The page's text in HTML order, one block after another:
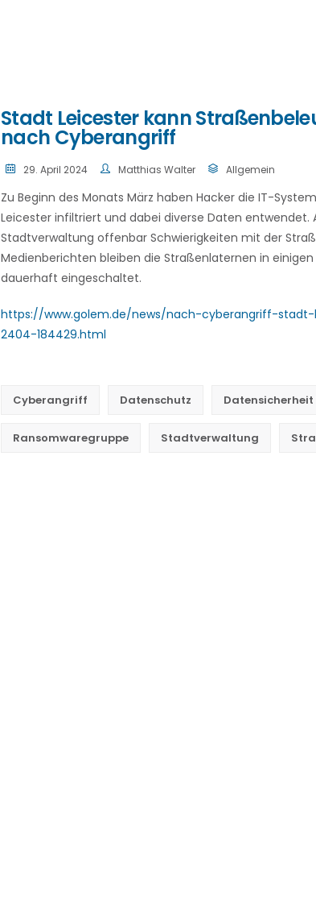
Stadt Leicester kann
nach Cyberangriff
29. April 2024 Matthias Walter Allgemein
Zu Beginn des Monats März haben Hacker die IT-
Leicester infiltriert und dabei diverse Daten entwendet.
Stadtverwaltung offenbar Schwierigkeiten mit der
Medienberichten bleiben die Straßenlaternen in
dauerhaft eingeschaltet.
https://www.golem.de/news/nach-cyberangriff-
2404-184429.html
Cyberangriff Datenschutz Datensicherheit
Ransomwaregruppe Stadtverwaltung